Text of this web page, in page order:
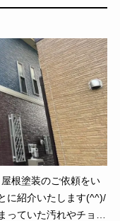
根塗装のご依頼をい
に紹介いたします(^^)/
ていた汚れやチョー